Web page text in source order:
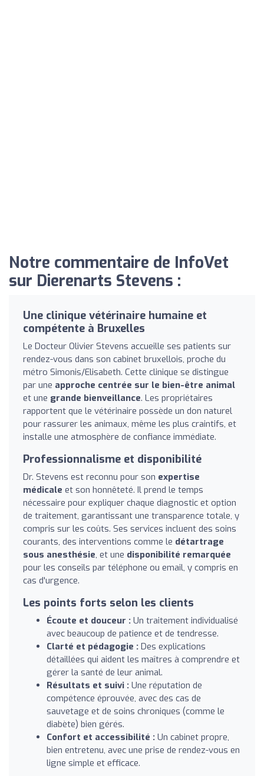
Notre commentaire de InfoVet
sur Dierenarts Stevens :
Une clinique vétérinaire humaine et
compétente à Bruxelles
Le Docteur Olivier Stevens accueille ses patients sur
rendez-vous dans son cabinet bruxellois, proche du
métro Simonis/Elisabeth. Cette clinique se distingue
par une approche centrée sur le bien-être animal
et une grande bienveillance. Les propriétaires
rapportent que le vétérinaire possède un don naturel
pour rassurer les animaux, même les plus craintifs, et
installe une atmosphère de confiance immédiate.
Professionnalisme et disponibilité
Dr. Stevens est reconnu pour son expertise
médicale et son honnêteté. Il prend le temps
nécessaire pour expliquer chaque diagnostic et option
de traitement, garantissant une transparence totale, y
compris sur les coûts. Ses services incluent des soins
courants, des interventions comme le détartrage
sous anesthésie, et une disponibilité remarquée
pour les conseils par téléphone ou email, y compris en
cas d'urgence.
Les points forts selon les clients
Écoute et douceur : Un traitement individualisé
avec beaucoup de patience et de tendresse.
Clarté et pédagogie : Des explications
détaillées qui aident les maîtres à comprendre et
gérer la santé de leur animal.
Résultats et suivi : Une réputation de
compétence éprouvée, avec des cas de
sauvetage et de soins chroniques (comme le
diabète) bien gérés.
Confort et accessibilité : Un cabinet propre,
bien entretenu, avec une prise de rendez-vous en
ligne simple et efficace.